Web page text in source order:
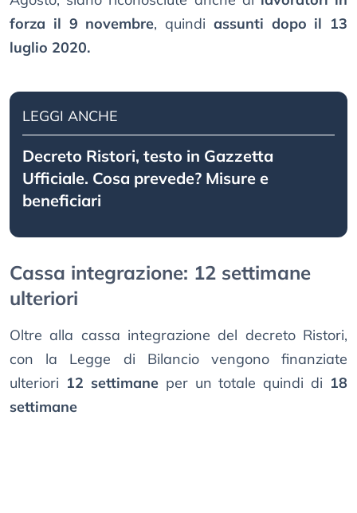
forza il 9 novembre, quindi assunti dopo il 13
luglio 2020.
LEGGI ANCHE
Decreto Ristori, testo in Gazzetta
Ufficiale. Cosa prevede? Misure e
beneficiari
Cassa integrazione: 12 settimane
ulteriori
Oltre alla cassa integrazione del decreto Ristori,
con la Legge di Bilancio vengono finanziate
ulteriori 12 settimaneper un totale quindi di 18
settimane